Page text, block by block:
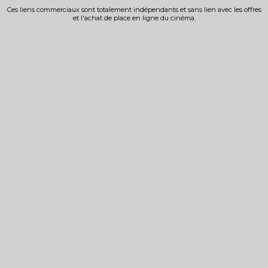
Ces liens commerciaux sont totalement indépendants et sans lien avec les offres
et l'achat de place en ligne du cinéma.